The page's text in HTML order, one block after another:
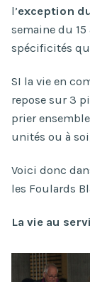
l’exception
semaine du
spécificités
SI la vie en
repose sur 3
prier
unités ou à
Voici donc
les Foulards
La vie au